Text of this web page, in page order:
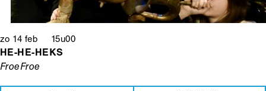
zo 14 feb 15u00
HE-HE-HEKS
FroeFroe